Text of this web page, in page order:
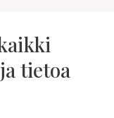
tietoa